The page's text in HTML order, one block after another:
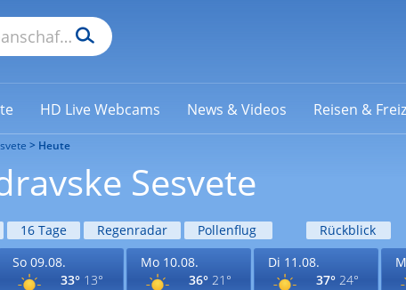
HD Live Webcams News & Videos Reisen &
Heute
Sesvete
16 Tage Regenradar Pollenflug
Rückblick
So 09.08.
33° 13°
Mo 10.08.
36° 21°
Di 11.08.
37° 24°